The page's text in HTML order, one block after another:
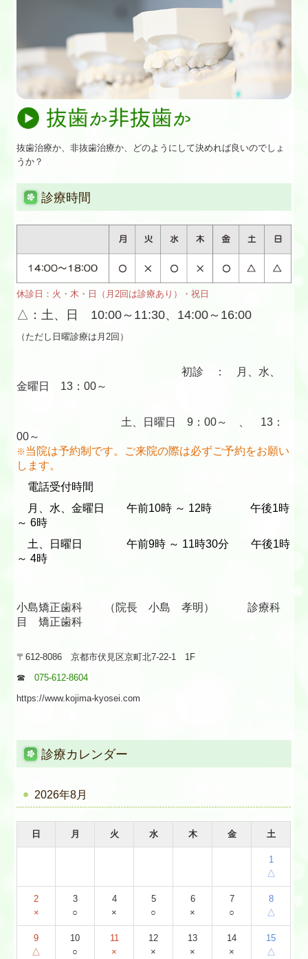
抜歯治療か、非抜歯治療か、どのようにして決めれば良いのでしょ
うか？
診療時間
休診日：火・木・日（月2回は診療あり）・祝日
△：土、日 10:00～11:30、14:00～16:00
（ただし日曜診療は月2回）
初診 ： 月、水、
金曜日 13：00～
土、日曜日 9：00～ 、 13：
00～
※ 当院は予約制です。ご来院の際は必ずご予約をお願い
します。
電話受付時間
月、水、金曜日 午前10時 ～ 12時 午後1時
～ 6時
土、日曜日 午前9時 ～ 11時30分 午後1時
～ 4時
小島矯正歯科 （院長 小島 孝明） 診療科
目 矯正歯科
〒612-8086 京都市伏見区京町北7-22-1 1F
☎075-612-8604
https://www.kojima-kyosei.com
診療カレンダー
2026年8月
日 月 火 水 木 金 土
1
△
2
×
3
○
4
×
5
○
6
×
7
○
8
△
9
△
10
○
11
×
12
×
13
×
14
×
15
△